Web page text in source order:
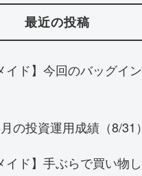
最近の投稿
イド】今回のバッグイ
の投資運用成績（8/31）
イド】手ぶらで買い物